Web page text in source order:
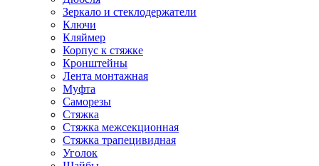
Зеркало и стеклодержатели
Ключи
Кляймер
Корпус к стяжке
Кронштейны
Лента монтажная
Муфта
Саморезы
Стяжка
Стяжка межсекционная
Стяжка трапецивидная
Уголок